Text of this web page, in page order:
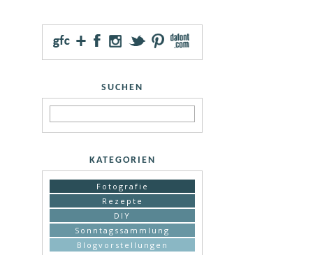
SUCHEN
KATEGORIEN
Fotografie
Rezepte
DIY
Sonntagssammlung
Blogvorstellungen